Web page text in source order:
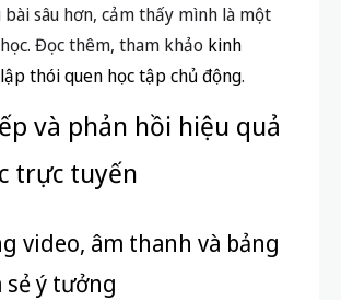
sâu hơn, cảm thấy mình là một
Đọc thêm, tham khảo kinh
thói quen học tập chủ động.
và phản hồi hiệu quả
trực tuyến
video, âm thanh và bảng
ý tưởng